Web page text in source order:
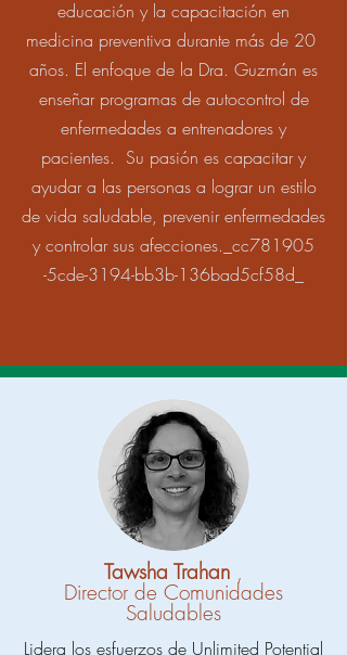
educación y la capacitación en
medicina preventiva durante más de 20
años. El enfoque de la Dra. Guzmán es
enseñar programas de autocontrol de
enfermedades a entrenadores y
pacientes. Su pasión es capacitar y
ayudar a las personas a lograr un estilo
de vida saludable, prevenir enfermedades
y controlar sus afecciones._cc781905
-5cde-3194-bb3b-136bad5cf58d_
Tawsha Trahan ,
Director de Comunidades
Saludables
Lidera los esfuerzos de Unlimited Potential